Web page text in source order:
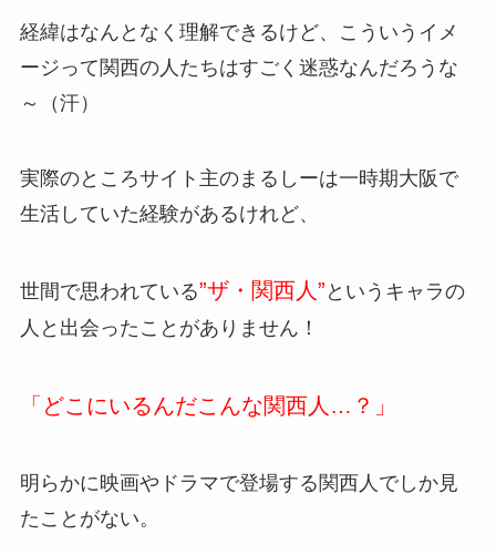
経緯はなんとなく理解できるけど、こういうイメ
ージって関西の人たちはすごく迷惑なんだろうな
～（汗）
実際のところサイト主のまるしーは一時期大阪で
生活していた経験があるけれど、
世間で思われている”ザ・関西人” というキャラの
人と出会ったことがありません！
「どこにいるんだこんな関西人…？」
明らかに映画やドラマで登場する関西人でしか見
たことがない。